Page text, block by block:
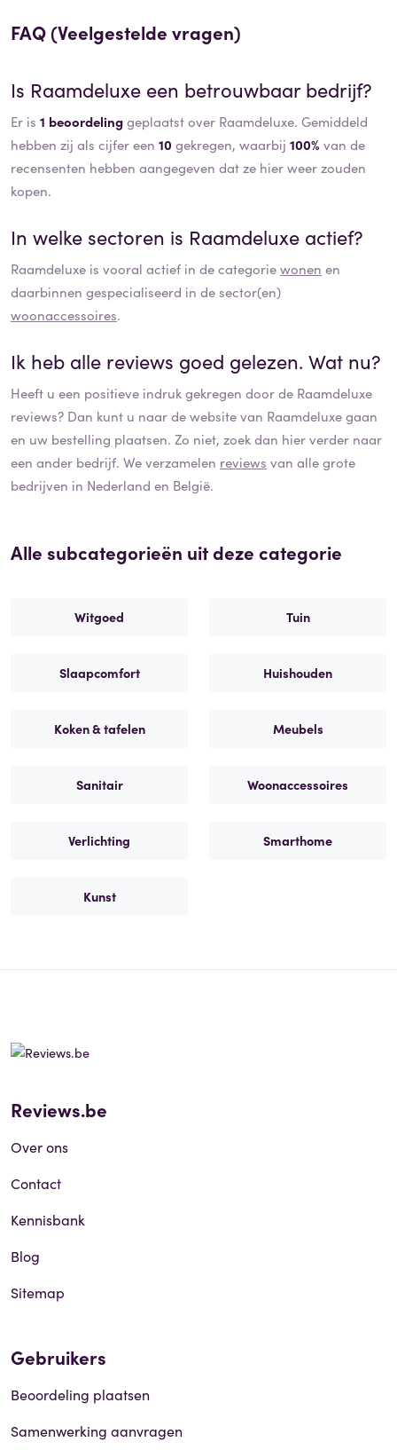
FAQ (Veelgestelde vragen)
Is Raamdeluxe een betrouwbaar bedrijf?
Er is 1 beoordelinggeplaatst over Raamdeluxe. Gemiddeld
hebben zij als cijfer een 10 gekregen, waarbij 100% van de
recensenten hebben aangegeven dat ze hier weer zouden
kopen.
In welke sectoren is Raamdeluxe actief?
Raamdeluxe is vooral actief in de categoriewonen en
daarbinnen gespecialiseerd in de sector(en)
woonaccessoires.
Ik heb alle reviews goed gelezen. Wat nu?
Heeft u een positieve indruk gekregen door de Raamdeluxe
reviews? Dan kunt u naar de website van Raamdeluxegaan
en uw bestelling plaatsen. Zo niet, zoek dan hier verder naar
een ander bedrijf. We verzamelen reviews van alle grote
bedrijven in Nederland en België.
Alle subcategorieën uit deze categorie
Witgoed Tuin
Slaapcomfort Huishouden
Koken & tafelen Meubels
Sanitair Woonaccessoires
Verlichting Smarthome
Kunst
Reviews.be
Over ons
Contact
Kennisbank
Blog
Sitemap
Gebruikers
Beoordeling plaatsen
Samenwerking aanvragen